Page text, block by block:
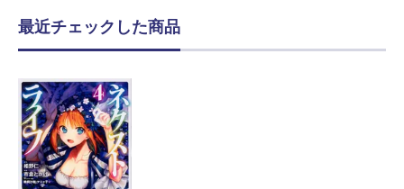
最近チェックした商品